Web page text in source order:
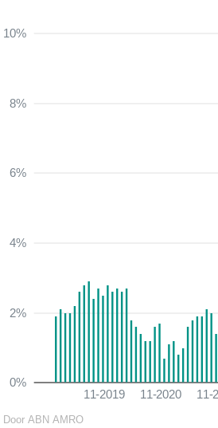
11-
11-2020
11-2019
0%
2%
4%
6%
8%
10%
Door ABN AMRO